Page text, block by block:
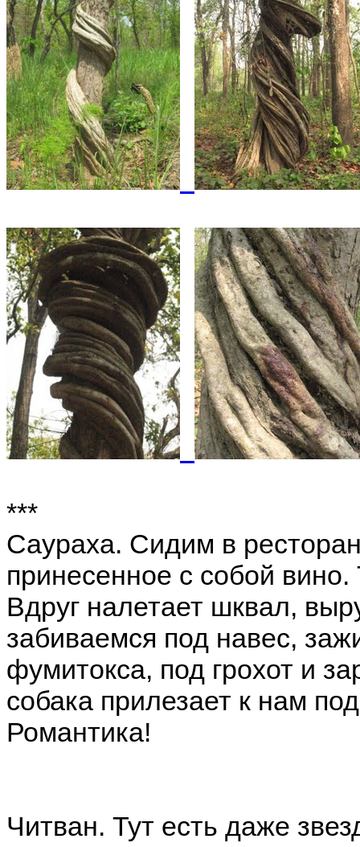
***
Саураха. Сидим в
принесенное с собой
Вдруг налетает шквал,
забиваемся под навес,
фумитокса, под грохот и
собака прилезает к нам
Романтика!
Читван. Тут есть даже